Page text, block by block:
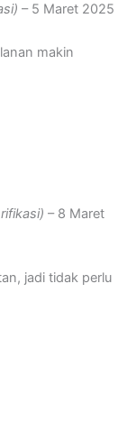
– 5 Maret 2025
makin
– 8 Maret
jadi tidak perlu